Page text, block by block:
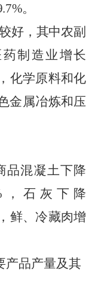
%。
好，其中农副
药制造业增长
，化学原料和化
金属冶炼和压
品混凝土下降
，石灰下降
，鲜、冷藏肉增
产品产量及其